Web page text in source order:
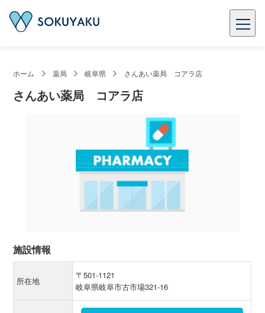
ホーム 薬局 岐阜県 さんあい薬局 コアラ店
さんあい薬局 コアラ店
施設情報
所在地
〒501-1121
岐阜県岐阜市古市場321-16